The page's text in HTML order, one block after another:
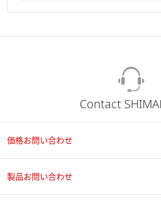
Contact
価格お問い合わせ
製品お問い合わせ